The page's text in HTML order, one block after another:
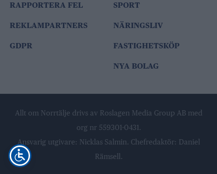
RAPPORTERA FEL
REKLAMPARTNERS
GDPR
SPORT
NÄRINGSLIV
FASTIGHETSKÖP
NYA BOLAG
Allt om Norrtälje drivs av Roslagen Media Group AB med
org nr 559301-0431.
Ansvarig utgivare: Nicklas Salmin. Chefredaktör: Daniel
Rämsell.